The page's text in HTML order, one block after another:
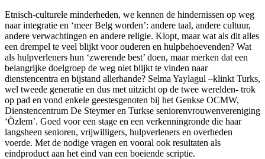
Etnisch-culturele minderheden, we kennen de hindernissen op weg
naar integratie en ‘meer Belg worden’: andere taal, andere cultuur,
andere verwachtingen en andere religie. Klopt, maar wat als dit alles
een drempel te veel blijkt voor ouderen en hulpbehoevenden? Wat
als hulpverleners hun ‘zwerende best’ doen, maar merken dat een
belangrijke doelgroep de weg niet blijkt te vinden naar
dienstencentra en bijstand allerhande? Selma Yaylagul –klinkt Turks,
wel tweede generatie en dus met uitzicht op de twee werelden- trok
op pad en vond enkele geestesgenoten bij het Genkse OCMW,
Dienstencentrum De Steymer en Turkse seniorenvrouwenvereniging
‘Özlem’. Goed voor een stage en een verkenningronde die haar
langsheen senioren, vrijwilligers, hulpverleners en overheden
voerde. Met de nodige vragen en vooral ook resultaten als
eindproduct aan het eind van een boeiende scriptie.